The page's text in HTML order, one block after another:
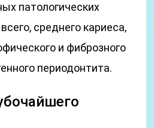
патологических
среднего кариеса,
и фиброзного
периодонтита.